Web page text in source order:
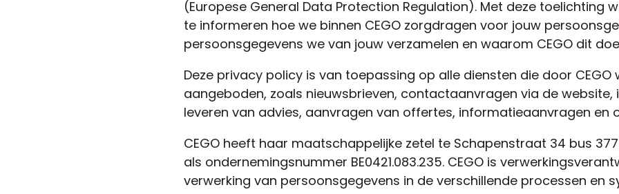
(Europese General Data Protection Regulation). Met deze toelichting
te informeren hoe we binnen CEGO zorgdragen voor jouw
persoonsgegevens we van jouw verzamelen en waarom CEGO dit
Deze privacy policy is van toepassing op alle diensten die door CEGO
aangeboden, zoals nieuwsbrieven, contactaanvragen via de website,
leveren van advies, aanvragen van offertes, informatieaanvragen en
CEGO heeft haar maatschappelijke zetel te Schapenstraat 34 bus
als ondernemingsnummer BE0421.083.235. CEGO is
verwerking van persoonsgegevens in de verschillende processen en